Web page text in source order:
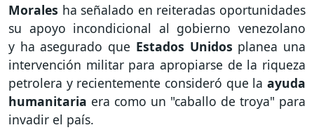
Morales ha señalado en reiteradas oportunidades
su apoyo incondicional al gobierno venezolano
y ha asegurado que Estados Unidos planea una
intervención militar para apropiarse de la riqueza
petrolera y recientemente consideró que la ayuda
humanitaria era como un "caballo de troya" para
invadir el país.